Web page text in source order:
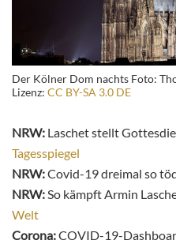
Der Kölner Dom nachts Foto:
Lizenz: CC BY-SA 3.0 DE
NRW: Laschet stellt
Tagesspiegel
NRW:Covid-19 dreimal so
NRW:So kämpft Armin
Welt
Corona:COVID-19-